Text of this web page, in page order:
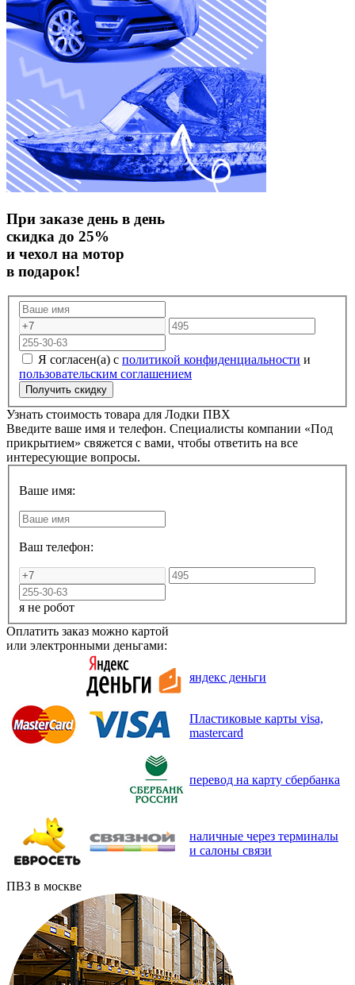
При заказе день в день
скидка до 25%
и чехол на мотор
в подарок!
Я согласен(а) с политикой конфиденциальности и
пользовательским соглашением
Узнать стоимость товара для Лодки ПВХ
Введите ваше имя и телефон. Специалисты компании «Под
прикрытием» свяжется с вами, чтобы ответить на все
интересующие вопросы.
Ваше имя:
Ваш телефон:
я не робот
Оплатить заказ можно картой
или электронными деньгами:
яндекс деньги
Пластиковые карты visa,
mastercard
перевод на карту сбербанка
наличные через терминалы
и салоны связи
ПВЗ в москве